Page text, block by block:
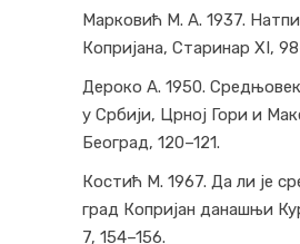
Марковић М. А. 1937.
Копријана, Старинар XI,
Дероко А. 1950.
у Србији, Црној Гори и
Београд, 120–121.
Костић М. 1967. Да ли је
град Копријан данашњи
7, 154–156.